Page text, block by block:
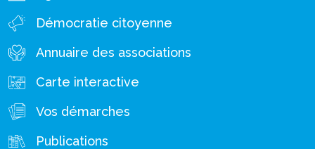
Démocratie citoyenne
Annuaire des associations
Carte interactive
Vos démarches
Publications